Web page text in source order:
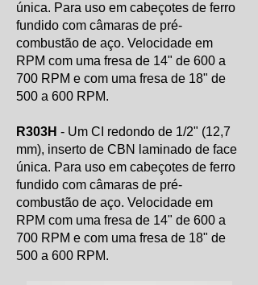
única. Para uso em cabeçotes de ferro
fundido com câmaras de pré-
combustão de aço. Velocidade em
RPM com uma fresa de 14" de 600 a
700 RPM e com uma fresa de 18" de
500 a 600 RPM.
R303H - Um CI redondo de 1/2" (12,7
mm), inserto de CBN laminado de face
única. Para uso em cabeçotes de ferro
fundido com câmaras de pré-
combustão de aço. Velocidade em
RPM com uma fresa de 14" de 600 a
700 RPM e com uma fresa de 18" de
500 a 600 RPM.